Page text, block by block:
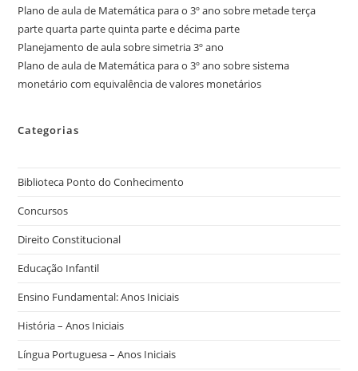
Plano de aula de Matemática para o 3º ano sobre metade terça
parte quarta parte quinta parte e décima parte
Planejamento de aula sobre simetria 3º ano
Plano de aula de Matemática para o 3º ano sobre sistema
monetário com equivalência de valores monetários
Categorias
Biblioteca Ponto do Conhecimento
Concursos
Direito Constitucional
Educação Infantil
Ensino Fundamental: Anos Iniciais
História – Anos Iniciais
Língua Portuguesa – Anos Iniciais